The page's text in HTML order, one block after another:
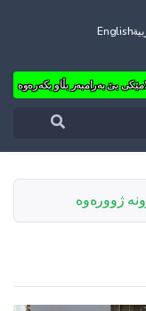
English
بێ بەرامبەر بڵاو بکەرەوە
ژوورەوە